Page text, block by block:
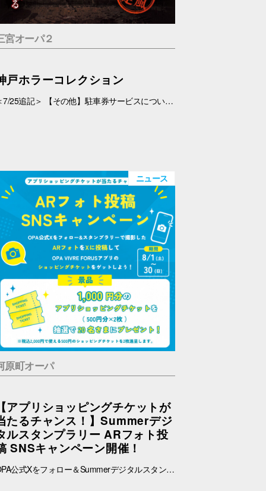
宮オーパ２
戸ホラーコレクション
＜7/25追記＞ 【その他】駐車券サービスについて、 対象外となっておりましたが、7/26(日)より、対象とさせていただきます。 ＜7/19追記＞ お化け屋敷の制作・プロデュース#エスプランニング が手掛ける本格お化け屋敷。 このお化け屋敷の主人公はあなたです。足を踏み入れてはいけない村に迷い込んだあなたの運命は…繋がる４つのストーリー 1.ルーム型「タブー」 友達を探している最中に、見つけた村を訪れたあなたの運命は…歩き回らないルーム型お化け屋敷です。狭い部屋内で繰り広げられる数々の恐怖体験… 2.暗闇型「ダークネス」 逃げた場所は、何も見えない闇… だが確実にあの化け物は私を追ってきている。手の感触を頼りに暗闇の中を進んで行く。暗闇に潜む化け物とは… 3.ウォークスルー型「ヴィレッジ」 暗闇を抜けてもまだ家の中だった…この家から外に出ろ！歩いて回る王道のお化け屋敷。とにかく前へ進み続けるしかない。 4.サウンド型「ドールズ」 私はあの化け物に見つからないように隠れた。私を探しているのは、あの化け物だけではない。ヘッドフォンだけで聞く恐怖。 【日程】 7/11(土)・7/12(日)、7/18(土)～9/23(水・祝) 【時間】 11:00～20:00(最終受付 19:30) 【場所】 5F 特設会場 【料金】 １.タブー 税込1,200円 ２.ダークネス 税込1,200円 ３.ヴィレッジ 税込1,500円 ４.ドールズ 税込1,200円 １～４セット券 税込4,500円 【その他】 ・入場券は会場のみでの販売となります。 ・お支払いは現金・PayPay（但しPayPayは7/18以降対応可能見込み） ・6才未満のお子さま、妊婦の方、アルコールを摂取されてる方は入場はご遠慮下さい。 ・駐車券サービスは対象外とさせていただきます。➡※7/26(日)より、対象となりました。
ニュース
原町オーパ
アプリショッピングチケットが
たるチャンス！】Summerデジ
ルスタンプラリー ARフォト投
SNSキャンペーン開催！
OPA公式Xをフォロー＆Summerデジタルスタンプラリーで撮影したARフォトを投稿して、OPA VIVRE FORUSアプリのショッピングチケットをゲットしよう！ ■ 景品 500円分のアプリショッピングチケットを2枚（計1,000円分）を抽選で20名さまにプレゼント！ ※税込2,000円で使える500円のショッピングチケットを2枚進呈します。 ■ 応募期間 2026年8月1日(土) ～ 8月30日(日) 23:59まで ※当選者には8月31日(月)以降にDMにてご連絡いたします。 ■ 応募方法 OPA公式X（@opa_vivre_forus）をフォロー Summerデジタルスタンプラリーに参加して、ARフォトを撮影 ハッシュタグ「#おぱんちゅうさぎOPA」「#おぱんちゅうさぎFORUS」「#おぱんちゅうさぎVIVRE」のいずれかをつけて、撮影したARフォトを投稿！ ■ ご注意・各種規約 【撮影・投稿に関する注意】 撮影の際は、周囲のお客さまの通行の妨げにならないようご注意ください。 店内での撮影の際は、各店舗のルールやご案内に沿ってお楽しみください。 ARフォトの撮影、投稿するARフォトは、他のお客さまの顔等が映らないようご配慮をお願いいたします。 危険な行為（階段や無理な姿勢など）はお控えください。 【個人情報・権利に関する注意】 ARフォトの撮影・投稿にあたっては、他のお客さまのプライバシーにご配慮いただき、顔等が写り込まないようお願いいたします。 他のお客さまや第三者が写る場合は、必ずご本人の許可を得たうえで投稿してください。 投稿写真に含まれる著作物（ポスター・商品デザイン等）についてもご配慮ください。 SNSの性質上、投稿された写真は他の利用者に保存・共有される場合がございます。ご理解のうえご参加いただけますと幸いです。 【SNS投稿ルール】 投稿内容が公序良俗に反する場合や、不適切と判断される場合は応募対象外となります。 非公開アカウントからの投稿は応募対象外となる場合がございます。 ハッシュタグや応募条件を満たしていない場合、抽選対象外となる場合がございます。 【キャンペーン関連】 賞品の内容は予告なく変更となる場合がございます。 投稿いただいた画像は、当選者の選定のみに使用し、その他の目的で使用することはございません。